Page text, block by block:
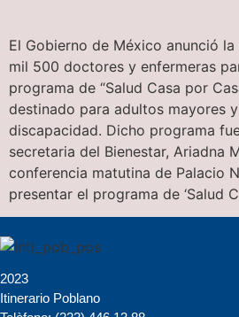
El Gobierno de México anunció
mil 500 doctores y enfermeras
programa de “Salud Casa por
destinado para adultos mayores
discapacidad. Dicho programa
secretaria del Bienestar, Ariadna
conferencia matutina de Palacio
presentar el programa de ‘Salud
2023
Itinerario Poblano